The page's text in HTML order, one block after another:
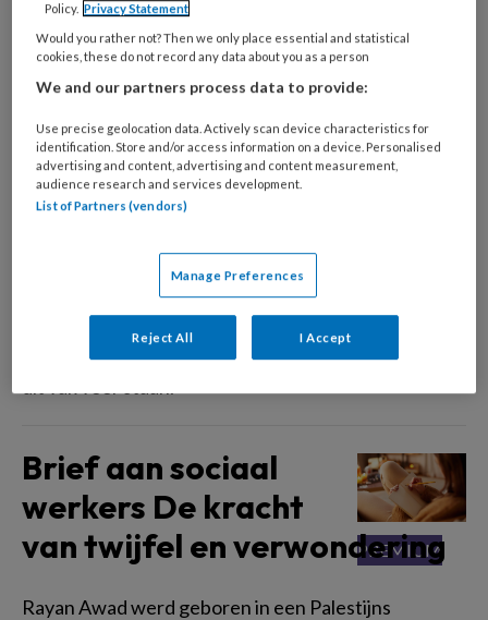
Tuchtrecht in de
praktijk ‘Laten we
open zijn over onze
onzekerheid’
Lize Vandenberghe kreeg als jeugdbeschermer met
ze leerde ervan. Over het nieuwe professionele
toezicht is ze kritisch. ‘Laten we onze beroepscode
inzetten om nee te zeggen tegen belangen die niet
stroken met die van onze cliënten. Dat is waar wij in
Brief aan sociaal
werkers De kracht
van twijfel en verwondering
Rayan Awad werd geboren in een Palestijns
Policy. Privacy Statement
Would you rather not? Then we only place essential and statistical
cookies, these do not record any data about you as a person
We and our partners process data to provide:
Use precise geolocation data. Actively scan device characteristics for
identification. Store and/or access information on a device. Personalised
advertising and content, advertising and content measurement,
audience research and services development.
List of Partners (vendors)
Manage Preferences
Reject All I Accept